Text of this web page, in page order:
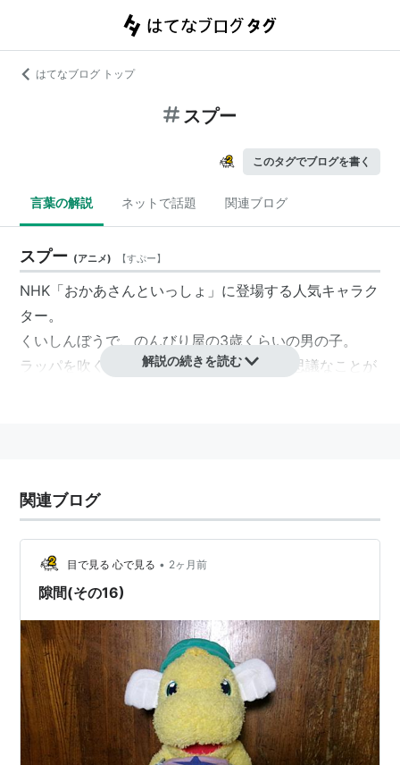
はてなブログ トップ
スプー
このタグでブログを書く
言葉の解説 ネットで話題 関連ブログ
スプー (アニメ) 【すぷー】
NHK「おかあさんといっしょ」に登場する人気キャラク
ター。
くいしんぼうで、のんびり屋の3歳くらいの男の子。
ラッパを吹くのが得意。ラッパを吹くと不思議なことが
関連キーワード
アネム
ズズ
ジャコビ
ガタラット
スプー ( アート 【 】
2006年4月30日放送のおかあさんといっしょ内「やぎ
さんゆうびん」のコーナーではいだしょうこによって描
解説の続きを読む
関連ブログ
目で見る 心で見る • 2ヶ月前
隙間(その16)